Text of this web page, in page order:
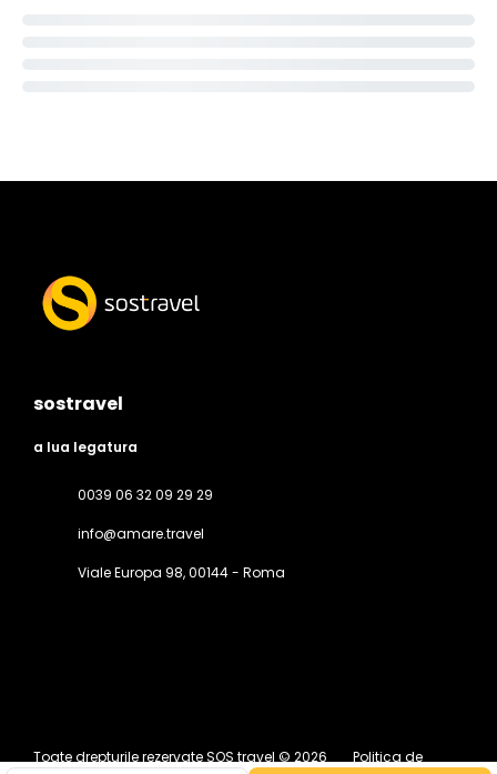
sostravel
a lua legatura
0039 06 32 09 29 29
info@amare.travel
Viale Europa 98, 00144 - Roma
Toate drepturile rezervate SOS travel © 2026
Politica de